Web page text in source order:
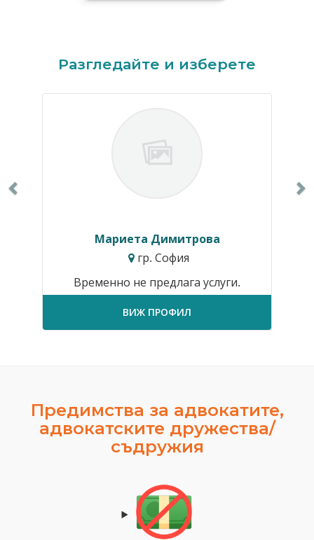
Разгледайте и изберете
Мариета Димитрова
гр. София
Временно не предлага услуги.
ВИЖ ПРОФИЛ
Предимства за адвокатите,
адвокатските дружества/
съдружия